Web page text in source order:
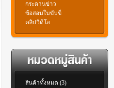
กระดานข่าว
ข้อสอบใบขับขี่
คลิปวิดีโอ
สินค้าทั้งหมด (3)